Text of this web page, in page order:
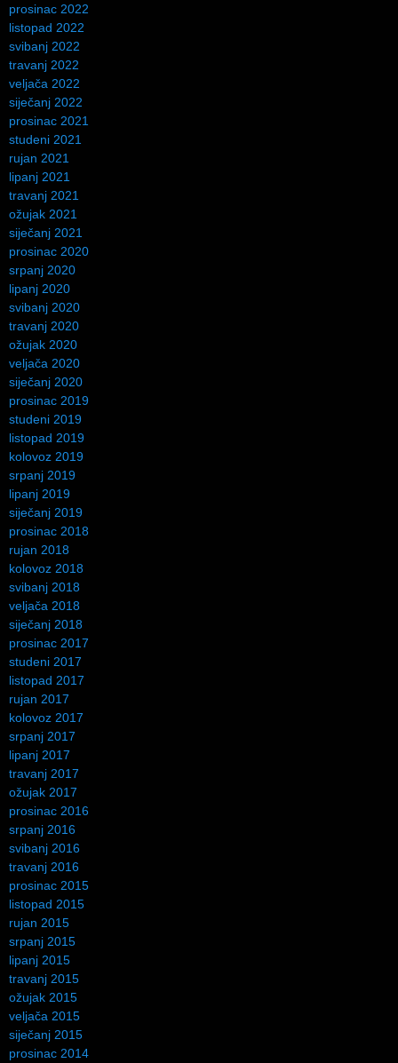
prosinac 2022
listopad 2022
svibanj 2022
travanj 2022
veljača 2022
siječanj 2022
prosinac 2021
studeni 2021
rujan 2021
lipanj 2021
travanj 2021
ožujak 2021
siječanj 2021
prosinac 2020
srpanj 2020
lipanj 2020
svibanj 2020
travanj 2020
ožujak 2020
veljača 2020
siječanj 2020
prosinac 2019
studeni 2019
listopad 2019
kolovoz 2019
srpanj 2019
lipanj 2019
siječanj 2019
prosinac 2018
rujan 2018
kolovoz 2018
svibanj 2018
veljača 2018
siječanj 2018
prosinac 2017
studeni 2017
listopad 2017
rujan 2017
kolovoz 2017
srpanj 2017
lipanj 2017
travanj 2017
ožujak 2017
prosinac 2016
srpanj 2016
svibanj 2016
travanj 2016
prosinac 2015
listopad 2015
rujan 2015
srpanj 2015
lipanj 2015
travanj 2015
ožujak 2015
veljača 2015
siječanj 2015
prosinac 2014